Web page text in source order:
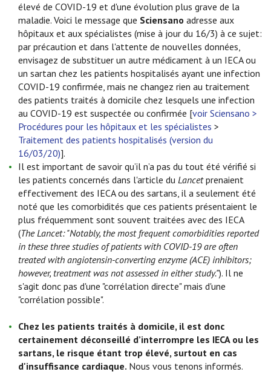
élevé de COVID-19 et d'une évolution plus grave de la
maladie. Voici le message que Sciensano adresse aux
hôpitaux et aux spécialistes (mise à jour du 16/3) à ce sujet:
par précaution et dans l'attente de nouvelles données,
envisagez de substituer un autre médicament à un IECA ou
un sartan chez les patients hospitalisés ayant une infection
COVID-19 confirmée, mais ne changez rien au traitement
des patients traités à domicile chez lesquels une infection
au COVID-19 est suspectée ou confirmée [voir Sciensano >
Procédures pour les hôpitaux et les spécialistes >
Traitement des patients hospitalisés (version du
16/03/20)].
Il est important de savoir qu’il n’a pas du tout été vérifié si
les patients concernés dans l'article du Lancetprenaient
effectivement des IECA ou des sartans, il a seulement été
noté que les comorbidités que ces patients présentaient le
plus fréquemment sont souvent traitées avec des IECA
(The Lancet: "Notably, the most frequent comorbidities reported
in these three studies of patients with COVID-19 are often
treated with angiotensin-converting enzyme (ACE) inhibitors;
however, treatment was not assessed in either study."). Il ne
s'agit donc pas d'une "corrélation directe" mais d'une
"corrélation possible".
Chez les patients traités à domicile, il est donc
certainement déconseillé d’interrompre les IECA ou les
sartans, le risque étant trop élevé, surtout en cas
d'insuffisance cardiaque. Nous vous tenons informés.